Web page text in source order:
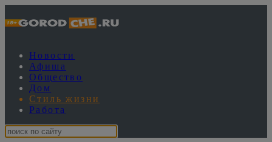
Новости
Афиша
Общество
Дом
Стиль жизни
Работа